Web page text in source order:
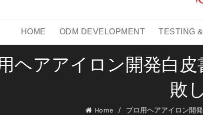
HOME ODM DEVELOPMENT TESTING
ヘアアイロン開発白
敗
Home プロ用ヘアアイロン開